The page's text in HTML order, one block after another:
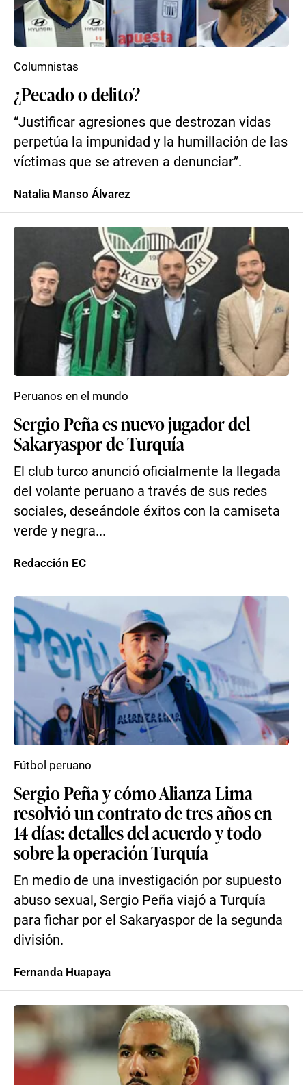
¿Pecado o delito?
“Justificar agresiones que destrozan vidas
perpetúa la impunidad y la humillación de las
víctimas que se atreven a denunciar”.
Columnistas
Natalia Manso Álvarez
Sergio Peña es nuevo jugador del
Sakaryaspor de Turquía
El club turco anunció oficialmente la llegada
del volante peruano a través de sus redes
sociales, deseándole éxitos con la camiseta
verde y negra...
Peruanos en el mundo
Redacción EC
Sergio Peña y cómo Alianza Lima
resolvió un contrato de tres años en
14 días: detalles del acuerdo y todo
sobre la operación Turquía
En medio de una investigación por supuesto
abuso sexual, Sergio Peña viajó a Turquía
para fichar por el Sakaryaspor de la segunda
división.
Fútbol peruano
Fernanda Huapaya